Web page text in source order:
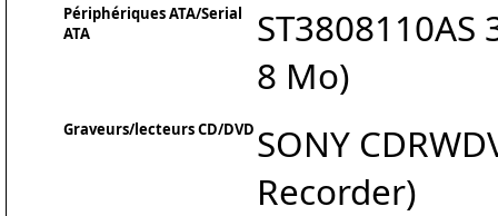
Périphériques ATA/Serial
ATA
ST3808110AS
8 Mo)
Graveurs/lecteurs CD/DVD SONY
Recorder)